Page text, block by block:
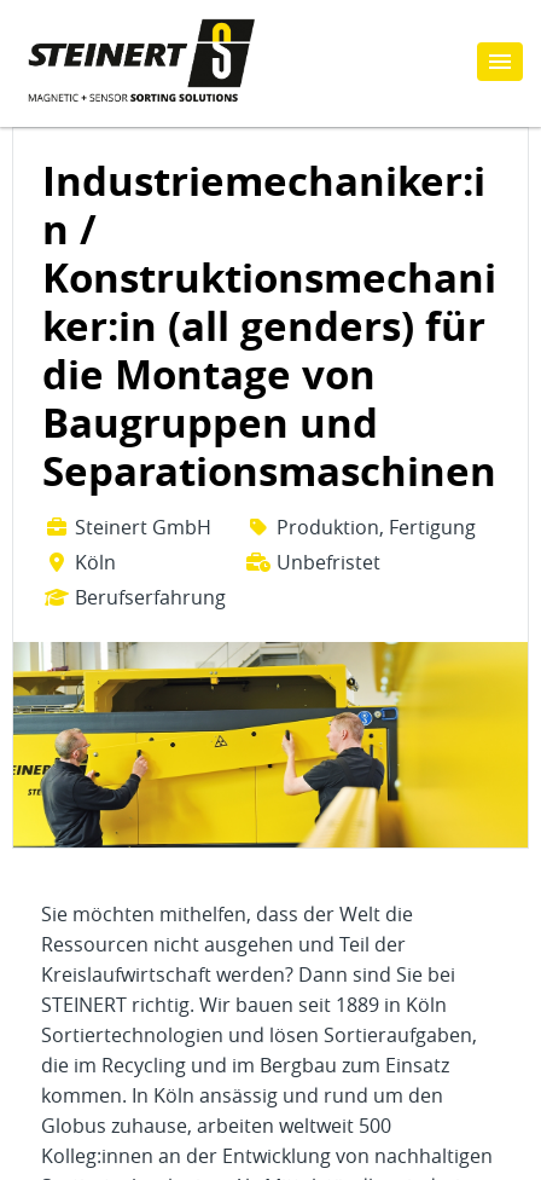
Industriemechaniker:i
n /
Konstruktionsmechani
ker:in (all genders) für
die Montage von
Baugruppen und
Separationsmaschinen
Steinert GmbH
Köln
Berufserfahrung
Produktion, Fertigung
Unbefristet
Sie möchten mithelfen, dass der Welt die
Ressourcen nicht ausgehen und Teil der
Kreislaufwirtschaft werden? Dann sind Sie bei
STEINERT richtig. Wir bauen seit 1889 in Köln
Sortiertechnologien und lösen Sortieraufgaben,
die im Recycling und im Bergbau zum Einsatz
kommen. In Köln ansässig und rund um den
Globus zuhause, arbeiten weltweit 500
Kolleg:innen an der Entwicklung von nachhaltigen